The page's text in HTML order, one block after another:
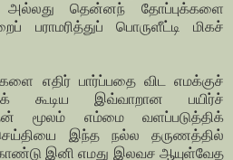
தென்னந் தோப்புக்களை
பராமரித்துப் பொருளீட்டி மிகச்
எதிர் பார்ப்பதை விட எமக்குச்
கூடிய இவ்வாறான பயிர்ச்
மூலம் எம்மை வளப்படுத்திக்
இந்த நல்ல தருணத்தில்
இனி எமது இலவச ஆயுள்வேத